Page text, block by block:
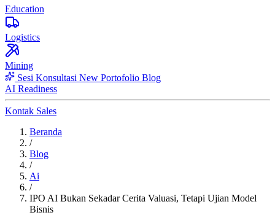
Education
Logistics
Mining
Sesi Konsultasi New Portofolio Blog
AI Readiness
Kontak Sales
Beranda
/
Blog
/
Ai
/
IPO AI Bukan Sekadar Cerita Valuasi, Tetapi Ujian Model
Bisnis